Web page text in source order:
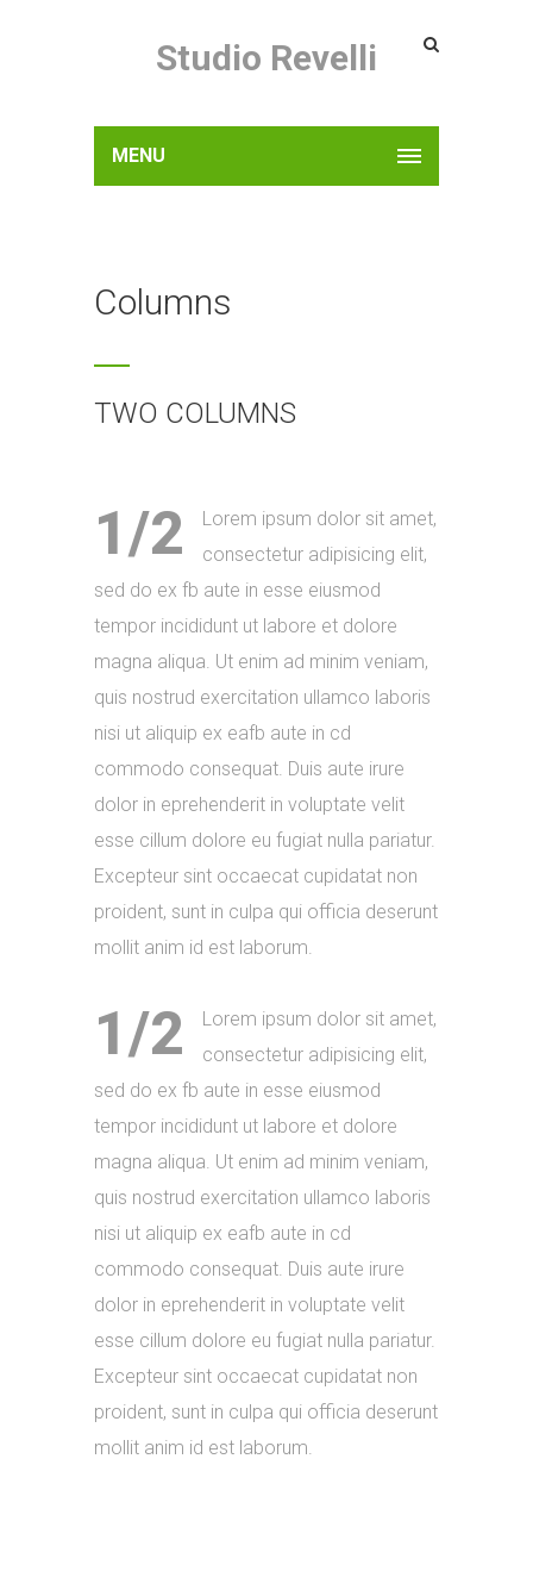
Studio Revelli
MENU
Columns
TWO COLUMNS
1/2
Lorem ipsum dolor sit amet,
consectetur adipisicing elit,
sed do ex fb aute in esse eiusmod
tempor incididunt ut labore et dolore
magna aliqua. Ut enim ad minim veniam,
quis nostrud exercitation ullamco laboris
nisi ut aliquip ex eafb aute in cd
commodo consequat. Duis aute irure
dolor in eprehenderit in voluptate velit
esse cillum dolore eu fugiat nulla pariatur.
Excepteur sint occaecat cupidatat non
proident, sunt in culpa qui officia deserunt
mollit anim id est laborum.
1/2
Lorem ipsum dolor sit amet,
consectetur adipisicing elit,
sed do ex fb aute in esse eiusmod
tempor incididunt ut labore et dolore
magna aliqua. Ut enim ad minim veniam,
quis nostrud exercitation ullamco laboris
nisi ut aliquip ex eafb aute in cd
commodo consequat. Duis aute irure
dolor in eprehenderit in voluptate velit
esse cillum dolore eu fugiat nulla pariatur.
Excepteur sint occaecat cupidatat non
proident, sunt in culpa qui officia deserunt
mollit anim id est laborum.